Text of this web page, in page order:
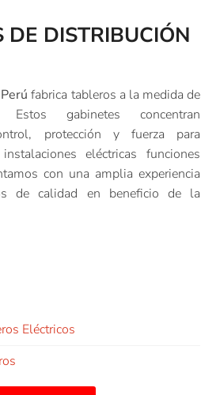
DE DISTRIBUCIÓN
fabrica tableros a la medida de
Estos gabinetes concentran
protección y fuerza para
eléctricas funciones
con una amplia experiencia
de calidad en beneficio de la
Eléctricos